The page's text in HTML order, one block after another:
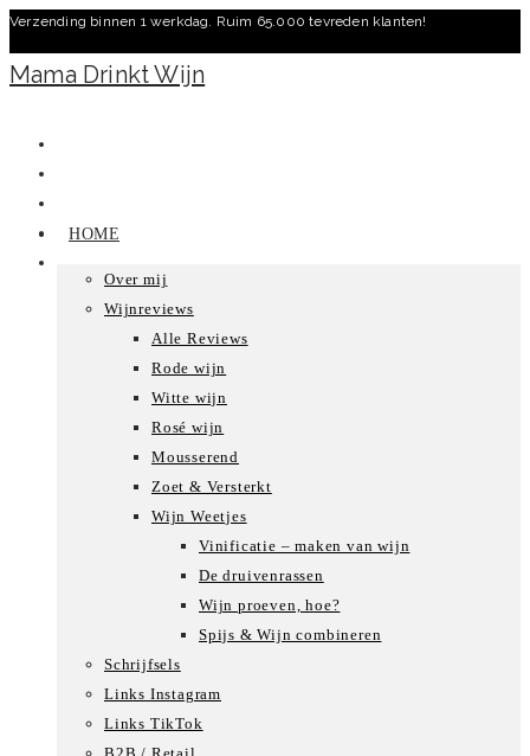
Ga
naar
inhoud
Verzending binnen 1 werkdag. Ruim 65.000 tevreden klanten!
Mama Drinkt Wijn
HOME
Over mij
Wijnreviews
Alle Reviews
Rode wijn
Witte wijn
Rosé wijn
Mousserend
Zoet & Versterkt
Wijn Weetjes
Vinificatie – maken van wijn
De druivenrassen
Wijn proeven, hoe?
Spijs & Wijn combineren
Schrijfsels
Links Instagram
Links TikTok